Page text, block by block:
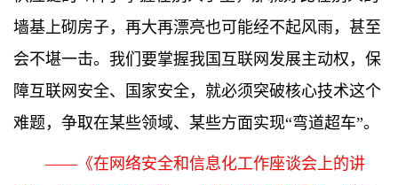
墙基上砌房子，再大再漂亮也可能经不起风雨，甚至
会不堪一击。我们要掌握我国互联网发展主动权，保
障互联网安全、国家安全，就必须突破核心技术这个
难题，争取在某些领域、某些方面实现“弯道超车”。
——《在网络安全和信息化工作座谈会上的讲